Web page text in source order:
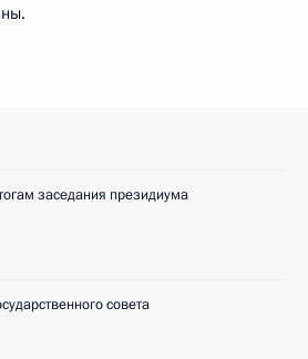
заседания президиума
совета